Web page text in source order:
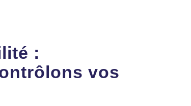
:
vos